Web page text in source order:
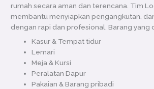
rumah secara aman dan terencana. Tim
membantu menyiapkan pengangkutan,
dengan rapi dan profesional. Barang yang
Kasur & Tempat tidur
Lemari
Meja & Kursi
Peralatan Dapur
Pakaian & Barang pribadi